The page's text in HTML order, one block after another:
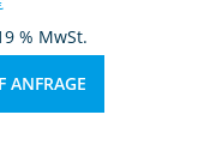
% MwSt.
ANFRAGE